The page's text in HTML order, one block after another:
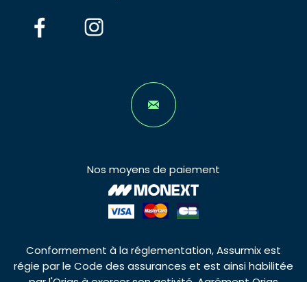
Nos moyens de paiement
Conformement à la réglementation, Assurmix est
régie par le Code des assurances et est ainsi habilitée